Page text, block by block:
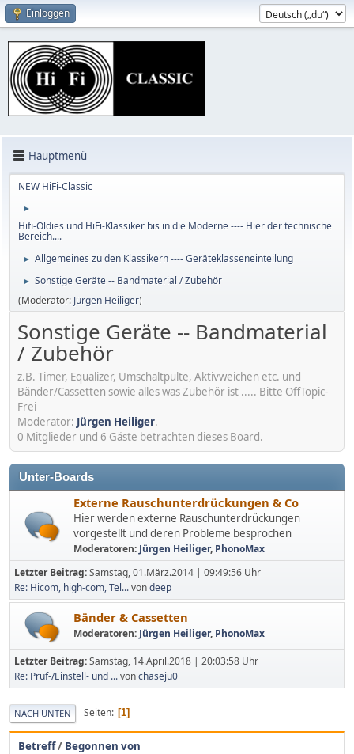
Einloggen
Hauptmenü
NEW HiFi-Classic
►
Hifi-Oldies und HiFi-Klassiker bis in die Moderne ---- Hier der technische
Bereich....
► Allgemeines zu den Klassikern ---- Geräteklasseneinteilung
►
Sonstige Geräte -- Bandmaterial / Zubehör
(Moderator: Jürgen Heiliger)
Sonstige Geräte -- Bandmaterial
/ Zubehör
z.B. Timer, Equalizer, Umschaltpulte, Aktivweichen etc. und
Bänder/Cassetten sowie alles was Zubehör ist ..... Bitte OffTopic-
Frei
Moderator: Jürgen Heiliger.
0 Mitglieder und 6 Gäste betrachten dieses Board.
Unter-Boards
Externe Rauschunterdrückungen & Co
Hier werden externe Rauschunterdrückungen
vorgestellt und deren Probleme besprochen
Moderatoren: Jürgen Heiliger, PhonoMax
Letzter Beitrag:Samstag, 01.März.2014 | 09:49:56 Uhr
Re: Hicom, high-com, Tel...vondeep
Bänder & Cassetten
Moderatoren: Jürgen Heiliger, PhonoMax
Letzter Beitrag:Samstag, 14.April.2018 | 20:03:58 Uhr
Re: Prüf-/Einstell- und ...vonchaseju0
NACH UNTEN Seiten 1
Betreff/ Begonnen von